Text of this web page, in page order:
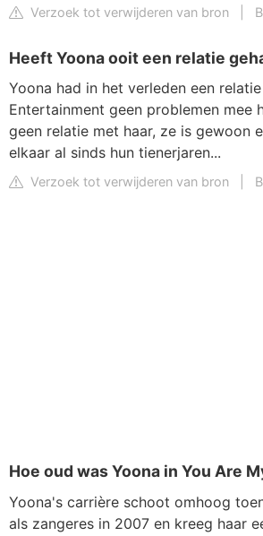
Verzoek tot verwijderen van bron
Heeft Yoona ooit een relatie
Yoona had in het verleden een
Entertainment geen problemen mee
geen relatie met haar, ze is gewoon
elkaar al sinds hun tienerjaren...
Verzoek tot verwijderen van bron
Hoe oud was Yoona in You Are
Yoona's carrière schoot omhoog toen
als zangeres in 2007 en kreeg haar